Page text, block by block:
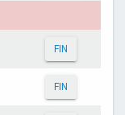
FIN
FIN